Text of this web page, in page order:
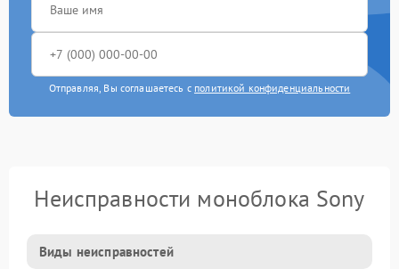
Отправляя, Вы соглашаетесь с политикой конфиденциальности
Неисправности моноблока Sony
Виды неисправностей